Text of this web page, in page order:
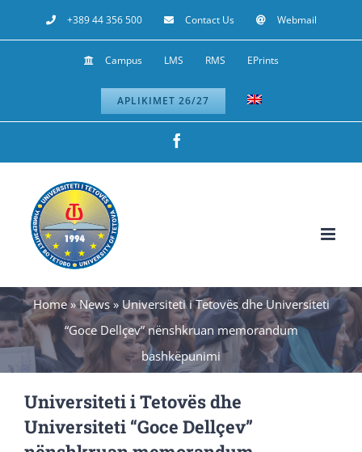
to
+389 44 356 500 Contact Us Webmail
Campus LMS RMS EPrints
APLIKIMET 26/27
Home»News» Universiteti i Tetovës dhe Universiteti
“Goce Dellçev” nënshkruan memorandum
bashkëpunimi
Universiteti i Tetovës dhe
Universiteti “Goce Dellçev”